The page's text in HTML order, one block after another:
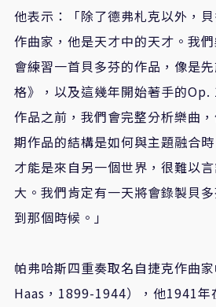
他表示：「除了德弗札克以外，
作曲家，他是天才中的天才。我
會練習一首貝多芬的作品，像是
格》，以及這幾年開始著手的
作品之前，我們會完整分析樂曲
期作品的結構是如何與主題融合
才能是來自另一個世界，很難以
大。我們肯定有一天將會錄製貝
到那個時候。」
帕弗哈斯四重奏取名自捷克作曲
Haas，1899-1944），他1941年